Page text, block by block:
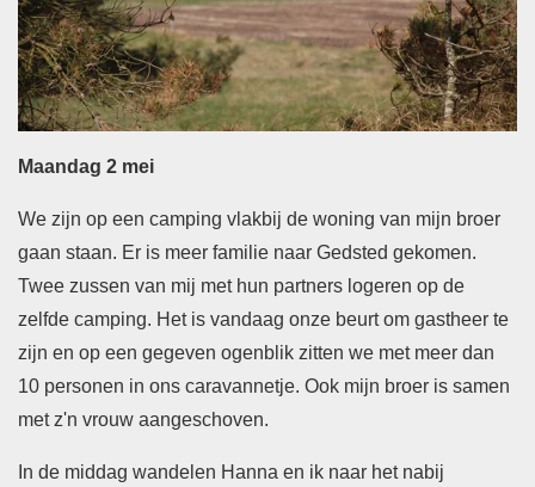
Maandag 2 mei
We zijn op een camping vlakbij de woning van mijn broer
gaan staan. Er is meer familie naar Gedsted gekomen.
Twee zussen van mij met hun partners logeren op de
zelfde camping. Het is vandaag onze beurt om gastheer te
zijn en op een gegeven ogenblik zitten we met meer dan
10 personen in ons caravannetje. Ook mijn broer is samen
met z'n vrouw aangeschoven.
In de middag wandelen Hanna en ik naar het nabij